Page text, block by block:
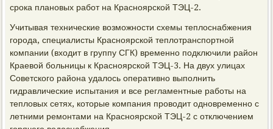
срока плановых работ на Красноярской ТЭЦ-2.
Учитывая технические возможности схемы теплоснабжения
города, специалисты Красноярской теплотранспортной
компании (входит в группу СГК) временно подключили район
Краевой больницы к Красноярской ТЭЦ-3. На двух улицах
Советского района удалось оперативно выполнить
гидравлические испытания и все регламентные работы на
тепловых сетях, которые компания проводит одновременно с
летними ремонтами на Красноярской ТЭЦ-2 с отключением